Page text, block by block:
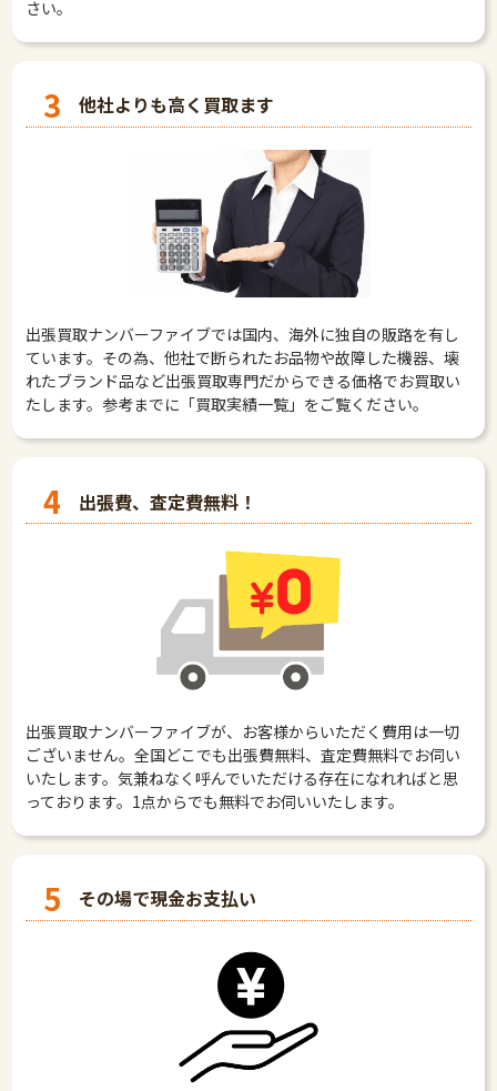
さい。
3 他社よりも高く買取ます
出張買取ナンバーファイブでは国内、海外に独自の販路を有し
ています。その為、他社で断られたお品物や故障した機器、壊
れたブランド品など出張買取専門だからできる価格でお買取い
たします。参考までに「買取実績一覧」をご覧ください。
4 出張費、査定費無料！
出張買取ナンバーファイブが、お客様からいただく費用は一切
ございません。全国どこでも出張費無料、査定費無料でお伺い
いたします。気兼ねなく呼んでいただける存在になれればと思
っております。1点からでも無料でお伺いいたします。
5 その場で現金お支払い